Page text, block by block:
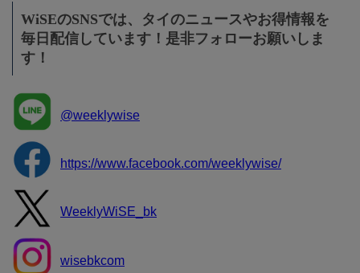
WiSEのSNSでは、タイのニュースやお得情報を
毎日配信しています！是非フォローお願いしま
す！
@weeklywise
https://www.facebook.com/weeklywise/
WeeklyWiSE_bk
wisebkcom